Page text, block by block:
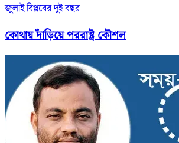
জুলাই বিপ্লবের দুই বছর
কোথায় দাঁড়িয়ে পররাষ্ট্র কৌশল